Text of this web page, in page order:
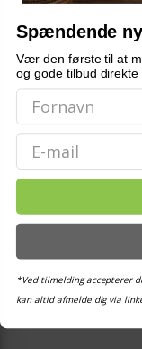
Spændende
Vær den første til at
og gode tilbud direkte
Email
*Ved tilmelding accepterer
kan altid afmelde dig via